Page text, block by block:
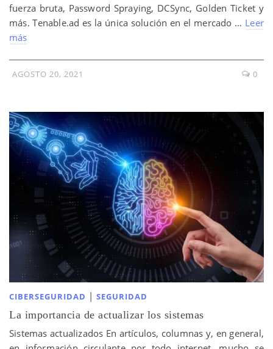
fuerza bruta, Password Spraying, DCSync, Golden Ticket y
más. Tenable.ad es la única solución en el mercado … Leer
más
AGOSTO 20, 2021 0
CIBERSEGURIDAD | SEGURIDAD
La importancia de actualizar los sistemas
Sistemas actualizados En artículos, columnas y, en general,